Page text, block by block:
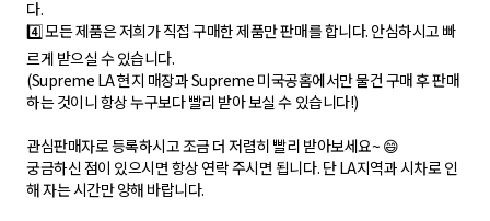
다.
4️⃣ 모든 제품은 저희가 직접 구매한 제품만 판매를 합니다. 안심하시고 빠
르게 받으실 수 있습니다.
(Supreme LA 현지 매장과 Supreme 미국공홈에서만 물건 구매 후 판매
하는 것이니 항상 누구보다 빨리 받아 보실 수 있습니다!)
관심판매자로 등록하시고 조금 더 저렴히 빨리 받아보세요~ 😄
궁금하신 점이 있으시면 항상 연락 주시면 됩니다. 단 LA지역과 시차로 인
해 자는 시간만 양해 바랍니다.